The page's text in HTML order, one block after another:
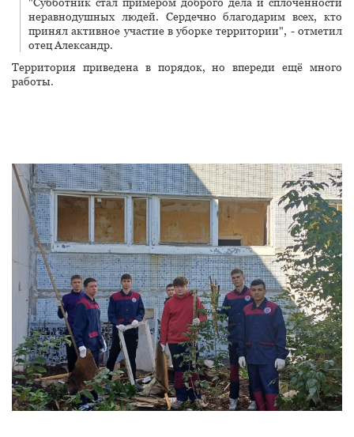
неравнодушных людей. Сердечно благодарим всех, кто
принял активное участие в уборке территории", - отметил
отец Александр.
Территория приведена в порядок, но впереди ещё много
работы.